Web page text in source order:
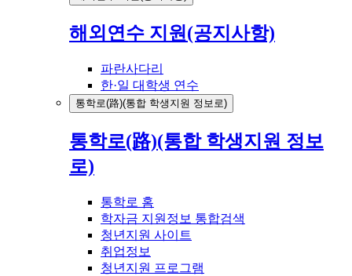
해외연수 지원(공지사항)
파란사다리
한·일 대학생 연수
통학로(路)(통합 학생지원 정보로)
통학로(路)(통합 학생지원 정보
로)
통학로 홈
학자금 지원정보 통합검색
청년지원 사이트
취업정보
청년지원 프로그램